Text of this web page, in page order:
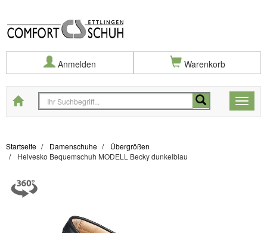
Anmelden Warenkorb
Toggle
Startseite
Startseite Damenschuhe
Übergrößen
Helvesko Bequemschuh MODELL Becky dunkelblau